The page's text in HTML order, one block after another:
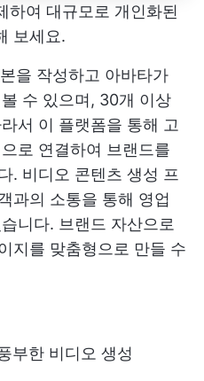
하여 대규모로 개인화된
보세요.
을 작성하고 아바타가
수 있으며, 30개 이상
서 이 플랫폼을 통해 고
로 연결하여 브랜드를
. 비디오 콘텐츠 생성 프
과의 소통을 통해 영업
니다. 브랜드 자산으로
지를 맞춤형으로 만들 수
부한 비디오 생성